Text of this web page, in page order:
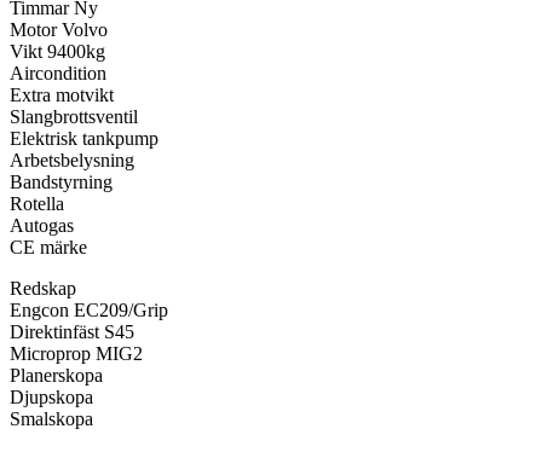
Timmar Ny
Motor Volvo
Vikt 9400kg
Aircondition
Extra motvikt
Slangbrottsventil
Elektrisk tankpump
Arbetsbelysning
Bandstyrning
Rotella
Autogas
CE märke
Redskap
Engcon EC209/Grip
Direktinfäst S45
Microprop MIG2
Planerskopa
Djupskopa
Smalskopa